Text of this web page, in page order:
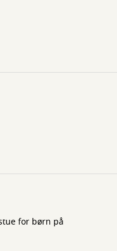
for børn på